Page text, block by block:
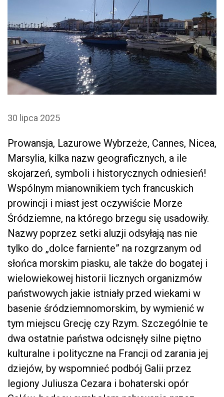
30 lipca 2025
Prowansja, Lazurowe Wybrzeże, Cannes, Nicea,
Marsylia, kilka nazw geograficznych, a ile
skojarzeń, symboli i historycznych odniesień!
Wspólnym mianownikiem tych francuskich
prowincji i miast jest oczywiście Morze
Śródziemne, na którego brzegu się usadowiły.
Nazwy poprzez setki aluzji odsyłają nas nie
tylko do „dolce farniente” na rozgrzanym od
słońca morskim piasku, ale także do bogatej i
wielowiekowej historii licznych organizmów
państwowych jakie istniały przed wiekami w
basenie śródziemnomorskim, by wymienić w
tym miejscu Grecję czy Rzym. Szczególnie te
dwa ostatnie państwa odcisnęły silne piętno
kulturalne i polityczne na Francji od zarania jej
dziejów, by wspomnieć podbój Galii przez
legiony Juliusza Cezara i bohaterski opór